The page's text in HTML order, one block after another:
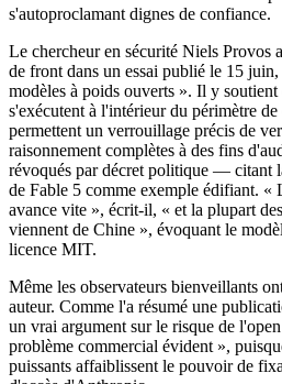
s'autoproclamant dignes de confiance.
Le chercheur en sécurité Niels Provos
de front dans un essai publié le 15
modèles à poids ouverts ». Il y
s'exécutent à l'intérieur du périmètre
permettent un verrouillage précis de
raisonnement complètes à des fins
révoqués par décret politique — citant
de Fable 5 comme exemple édifiant. «
avance vite », écrit-il, « et la plupart
viennent de Chine », évoquant le
licence MIT.
Même les observateurs bienveillants
auteur. Comme l'a résumé une
un vrai argument sur le risque de
problème commercial évident »,
puissants affaiblissent le pouvoir de